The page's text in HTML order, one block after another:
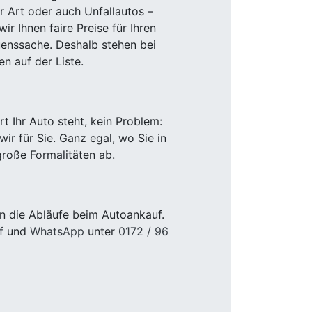
Art oder auch Unfallautos –
Ihnen faire Preise für Ihren
Deshalb stehen bei
auf der Liste.
Ihr Auto steht, kein Problem:
für Sie. Ganz egal, wo Sie in
Formalitäten ab.
die Abläufe beim Autoankauf.
und WhatsApp unter 0172 / 96